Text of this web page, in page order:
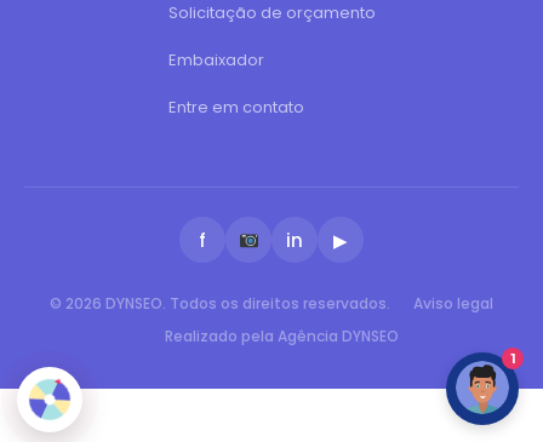
Solicitação de orçamento
Embaixador
Entre em contato
f in ▶
© 2026 DYNSEO. Todos os direitos reservados.
Aviso legal
Realizado pela Agência DYNSEO
1